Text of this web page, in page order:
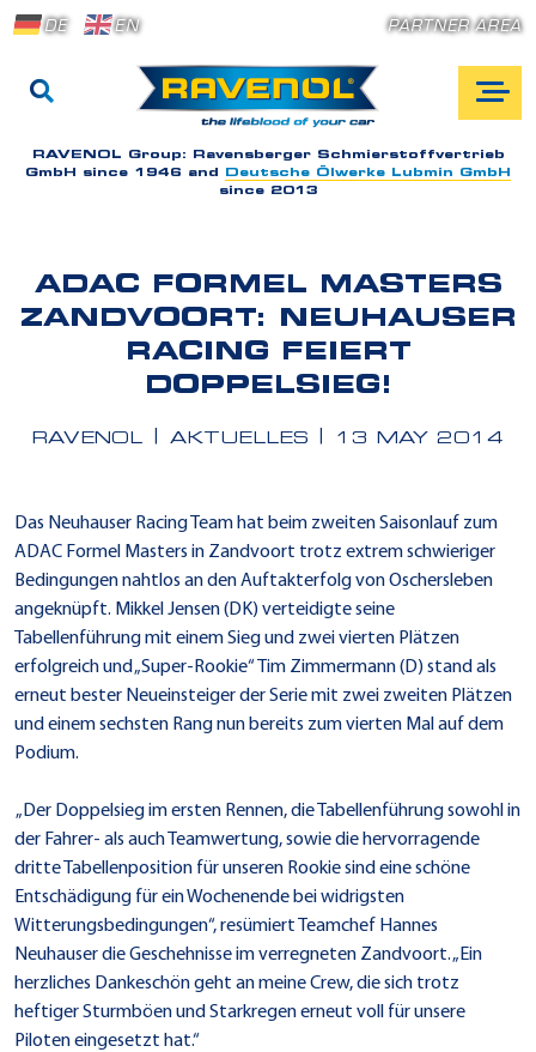
DE EN PARTNER AREA
RAVENOL Group: Ravensberger Schmierstoffvertrieb
GmbH since 1946 and
Deutsche Ölwerke Lubmin GmbH
since 2013
ADAC FORMEL MASTERS
ZANDVOORT: NEUHAUSER
RACING FEIERT
DOPPELSIEG!
RAVENOL AKTUELLES 13 MAY 2014
Das Neuhauser Racing Team hat beim zweiten Saisonlauf zum
ADAC Formel Masters in Zandvoort trotz extrem schwieriger
Bedingungen nahtlos an den Auftakterfolg von Oschersleben
angeknüpft. Mikkel Jensen (DK) verteidigte seine
Tabellenführung mit einem Sieg und zwei vierten Plätzen
erfolgreich und „Super-Rookie“ Tim Zimmermann (D) stand als
erneut bester Neueinsteiger der Serie mit zwei zweiten Plätzen
und einem sechsten Rang nun bereits zum vierten Mal auf dem
Podium.
„Der Doppelsieg im ersten Rennen, die Tabellenführung sowohl in
der Fahrer- als auch Teamwertung, sowie die hervorragende
dritte Tabellenposition für unseren Rookie sind eine schöne
Entschädigung für ein Wochenende bei widrigsten
Witterungsbedingungen“, resümiert Teamchef Hannes
Neuhauser die Geschehnisse im verregneten Zandvoort. „Ein
herzliches Dankeschön geht an meine Crew, die sich trotz
heftiger Sturmböen und Starkregen erneut voll für unsere
Piloten eingesetzt hat.“